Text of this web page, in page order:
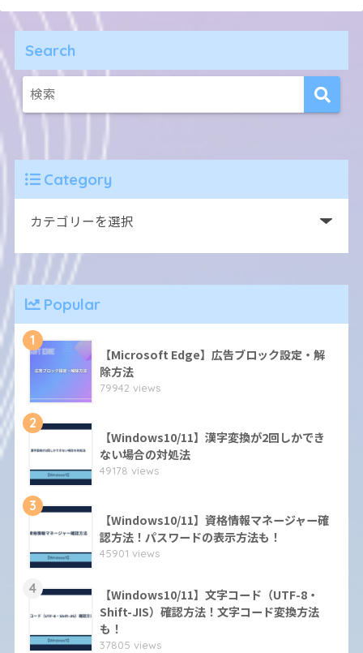
Search
Category
Popular
1
【Microsoft Edge】広告ブロック設定・解
除方法
79942 views
2
【Windows10/11】漢字変換が2回しかでき
ない場合の対処法
49178 views
3
【Windows10/11】資格情報マネージャー確
認方法！パスワードの表示方法も！
45901 views
4
【Windows10/11】文字コード（UTF-8・
Shift-JIS）確認方法！文字コード変換方法
も！
37805 views